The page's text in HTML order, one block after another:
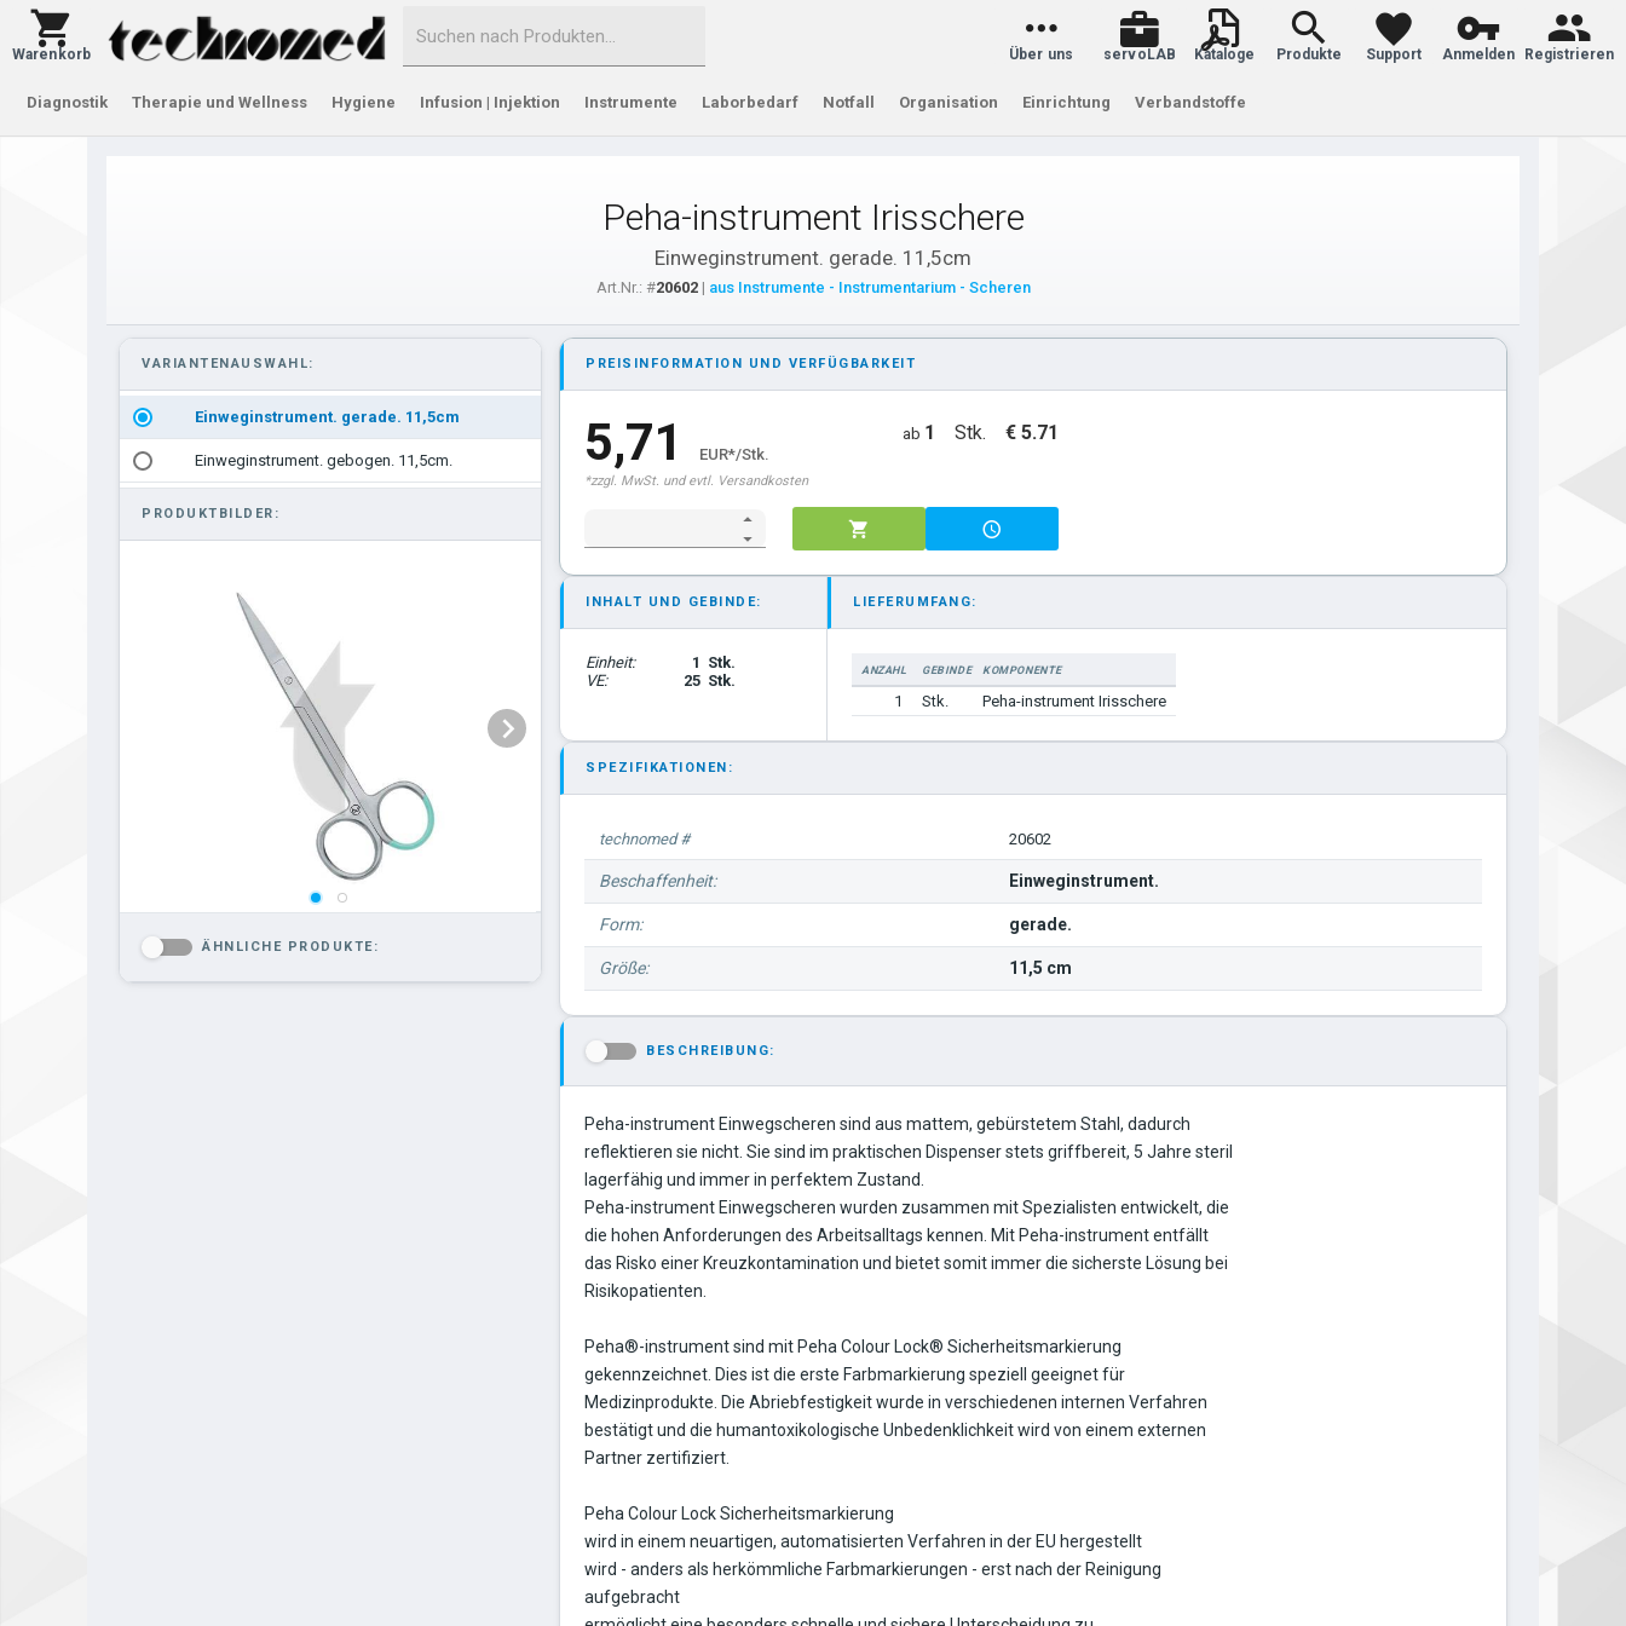
Warenkorb Über uns servoLAB Kataloge Produkte Support Anmelden Registrieren
Diagnostik Therapie und Wellness Hygiene Infusion | Injektion Instrumente Laborbedarf Notfall Organisation Einrichtung Verbandstoffe
Peha-instrument Irisschere
Einweginstrument. gerade. 11,5cm
Art.Nr.: #20602| aus Instrumente - Instrumentarium - Scheren
VARIANTENAUSWAHL:
Einweginstrument. gerade. 11,5cm
Einweginstrument. gebogen. 11,5cm.
PRODUKTBILDER:
ÄHNLICHE PRODUKTE:
PREISINFORMATION UND VERFÜGBARKEIT
5,71 EUR*/Stk.
*zzgl. MwSt. und evtl. Versandkosten
ab 1 Stk. € 5.71
INHALT UND GEBINDE:
Einheit: 1 Stk.
VE:
25 Stk.
LIEFERUMFANG:
ANZAHL GEBINDE KOMPONENTE
1
Stk. Peha-instrument Irisschere
SPEZIFIKATIONEN:
technomed # 20602
Beschaffenheit: Einweginstrument.
Form: gerade.
Größe: 11,5 cm
BESCHREIBUNG:
Peha-instrument Einwegscheren sind aus mattem, gebürstetem Stahl, dadurch
reflektieren sie nicht. Sie sind im praktischen Dispenser stets griffbereit, 5 Jahre steril
lagerfähig und immer in perfektem Zustand.
Peha-instrument Einwegscheren wurden zusammen mit Spezialisten entwickelt, die
die hohen Anforderungen des Arbeitsalltags kennen. Mit Peha-instrument entfällt
das Risko einer Kreuzkontamination und bietet somit immer die sicherste Lösung bei
Risikopatienten.
Peha®-instrument sind mit Peha Colour Lock® Sicherheitsmarkierung
gekennzeichnet. Dies ist die erste Farbmarkierung speziell geeignet für
Medizinprodukte. Die Abriebfestigkeit wurde in verschiedenen internen Verfahren
bestätigt und die humantoxikologische Unbedenklichkeit wird von einem externen
Partner zertifiziert.
Peha Colour Lock Sicherheitsmarkierung
wird in einem neuartigen, automatisierten Verfahren in der EU hergestellt
wird - anders als herkömmliche Farbmarkierungen - erst nach der Reinigung
aufgebracht